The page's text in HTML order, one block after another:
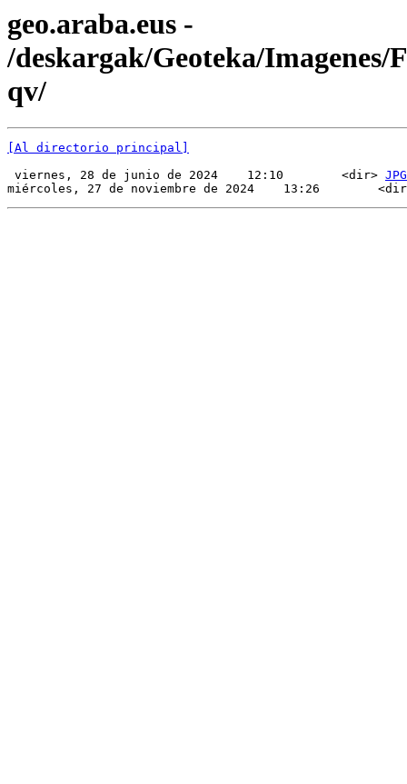
geo.araba.eus -
/deskargak/Geoteka/Imagenes/
qv/
[Al directorio principal]
viernes, 28 de junio de 2024    12:10        <dir> JPG
miércoles, 27 de noviembre de 2024    13:26